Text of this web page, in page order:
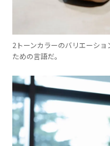
2トーンカラーのバリエーシ
ための言語だ。